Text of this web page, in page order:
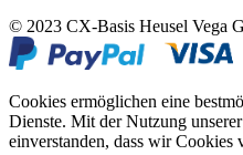
© 2023 CX-Basis Heusel Vega
Cookies ermöglichen eine
Dienste. Mit der Nutzung
einverstanden, dass wir Cookies